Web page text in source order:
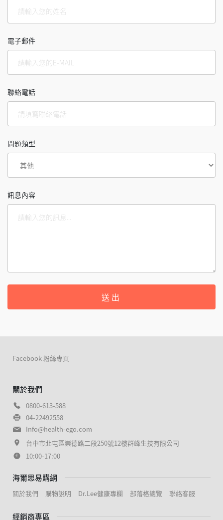
電子郵件
聯絡電話
問題類型
訊息內容
送出
關於我們
0800-613-588
04-22492558
Info@health-ego.com
台中市北屯區崇德路二段250號12樓群峰生技有限公司
10:00-17:00
海爾思易購網
關於我們 購物說明 Dr.Lee健康專欄 部落格總覽 聯絡客服
經銷商專區
Facebook 粉絲專頁